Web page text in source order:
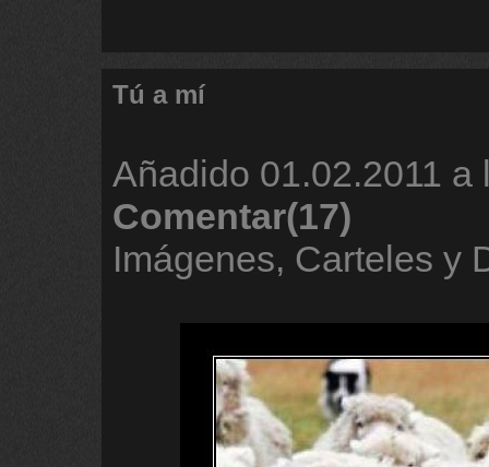
Tú a mí
Añadido 01.02.2011 a
Comentar(17)
Imágenes, Carteles y